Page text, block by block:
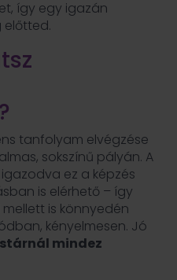
így egy igazán
előtted.
tanfolyam elvégzése
sokszínű pályán. A
ez a képzés
is elérhető – így
is könnyedén
kényelmesen. Jó
mindez